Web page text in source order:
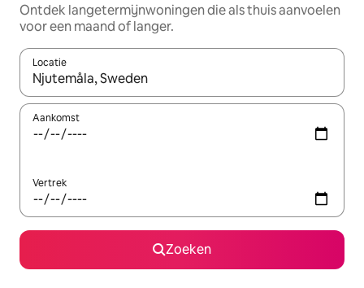
Ontdek langetermijnwoningen die als thuis aanvoelen
voor een maand of langer.
Locatie
Wanneer er resultaten beschikbaar zijn, maak je een keuze
Aankomst
Vertrek
Zoeken